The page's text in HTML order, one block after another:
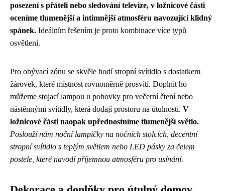
posezení s přáteli nebo sledování televize, v ložnicové části
oceníme tlumenější a intimnější atmosféru navozující klidný
spánek. Ideálním řešením je proto kombinace více typů
osvětlení.
Pro obývací zónu se skvěle hodí stropní svítidlo s dostatkem
žárovek, které místnost rovnoměrně prosvítí. Doplnit ho
můžeme stojací lampou u pohovky pro večerní čtení nebo
nástěnnými svítidly, která dodají prostoru na útulnosti. V
ložnicové části naopak upřednostníme tlumenější světlo.
Poslouží nám noční lampičky na nočních stolcích, decentní
stropní svítidlo s teplým světlem nebo LED pásky za čelem
postele, které navodí příjemnou atmosféru pro usínání.